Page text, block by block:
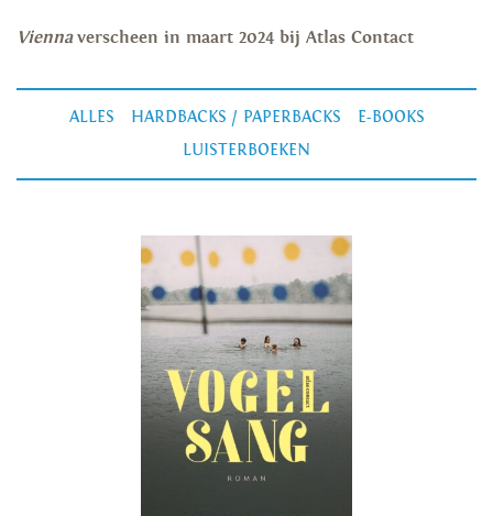
Viennaverscheen in maart 2024 bij Atlas Contact
ALLES HARDBACKS / PAPERBACKS
E-BOOKS
LUISTERBOEKEN